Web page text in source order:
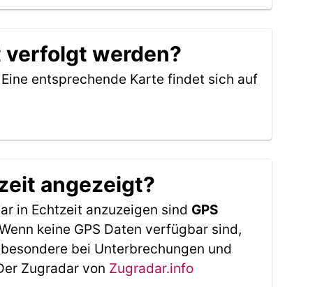
verfolgt werden?
entsprechende Karte findet sich auf
angezeigt?
in Echtzeit anzuzeigen sind GPS
keine GPS Daten verfügbar sind,
bei Unterbrechungen und
Zugradar von Zugradar.info